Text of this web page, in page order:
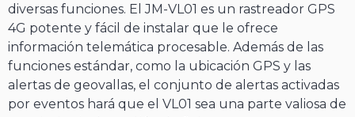
diversas funciones. El JM-VL01 es un rastreador GPS
4G potente y fácil de instalar que le ofrece
información telemática procesable. Además de las
funciones estándar, como la ubicación GPS y las
alertas de geovallas, el conjunto de alertas activadas
por eventos hará que el VL01 sea una parte valiosa de